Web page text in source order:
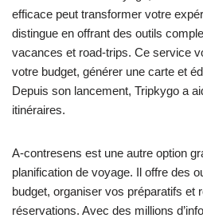
efficace peut transformer votre
distingue en offrant des outils
vacances et road-trips. Ce service
votre budget, générer une carte et
Depuis son lancement, Tripkygo a
itinéraires.
A-contresens est une autre option
planification de voyage. Il offre des
budget, organiser vos préparatifs et
réservations. Avec des millions